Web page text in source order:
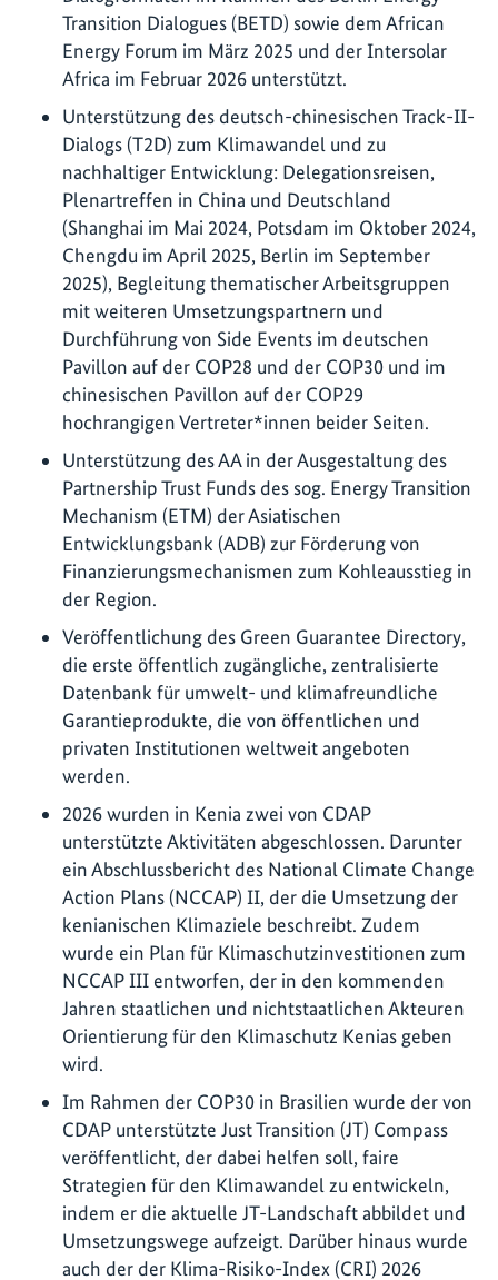
Transition Dialogues (BETD) sowie dem African
Energy Forum im März 2025 und der Intersolar
Africa im Februar 2026 unterstützt.
Unterstützung des deutsch-chinesischen Track-II-
Dialogs (T2D) zum Klimawandel und zu
nachhaltiger Entwicklung: Delegationsreisen,
Plenartreffen in China und Deutschland
(Shanghai im Mai 2024, Potsdam im Oktober 2024,
Chengdu im April 2025, Berlin im September
2025), Begleitung thematischer Arbeitsgruppen
mit weiteren Umsetzungspartnern und
Durchführung von Side Events im deutschen
Pavillon auf der COP28 und der COP30 und im
chinesischen Pavillon auf der COP29
hochrangigen Vertreter*innen beider Seiten.
Unterstützung des AA in der Ausgestaltung des
Partnership Trust Funds des sog. Energy Transition
Mechanism (ETM) der Asiatischen
Entwicklungsbank (ADB) zur Förderung von
Finanzierungsmechanismen zum Kohleausstieg in
der Region.
Veröffentlichung des Green Guarantee Directory,
die erste öffentlich zugängliche, zentralisierte
Datenbank für umwelt- und klimafreundliche
Garantieprodukte, die von öffentlichen und
privaten Institutionen weltweit angeboten
werden.
2026 wurden in Kenia zwei von CDAP
unterstützte Aktivitäten abgeschlossen. Darunter
ein Abschlussbericht des National Climate Change
Action Plans (NCCAP) II, der die Umsetzung der
kenianischen Klimaziele beschreibt. Zudem
wurde ein Plan für Klimaschutzinvestitionen zum
NCCAP III entworfen, der in den kommenden
Jahren staatlichen und nichtstaatlichen Akteuren
Orientierung für den Klimaschutz Kenias geben
wird.
Im Rahmen der COP30 in Brasilien wurde der von
CDAP unterstützte Just Transition (JT) Compass
veröffentlicht, der dabei helfen soll, faire
Strategien für den Klimawandel zu entwickeln,
indem er die aktuelle JT-Landschaft abbildet und
Umsetzungswege aufzeigt. Darüber hinaus wurde
auch der der Klima-Risiko-Index (CRI) 2026